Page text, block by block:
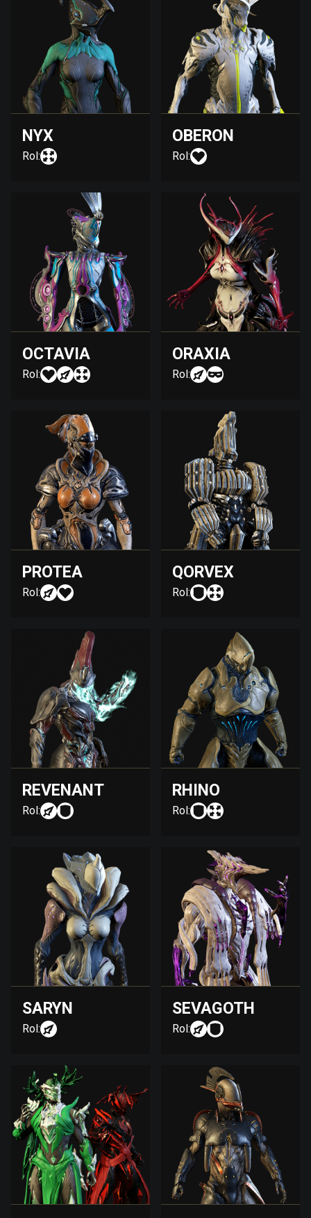
NYX
Rol:
OBERON
Rol:
OCTAVIA
Rol:
ORAXIA
Rol:
PROTEA
Rol:
QORVEX
Rol:
REVENANT
Rol:
RHINO
Rol:
SARYN
Rol:
SEVAGOTH
Rol: